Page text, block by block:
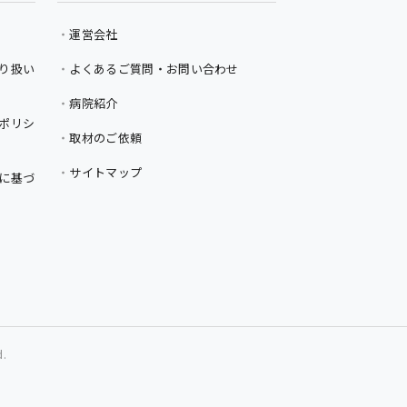
扱い
リシ
基づ
運営会社
よくあるご質問・お問い合わせ
病院紹介
取材のご依頼
サイトマップ